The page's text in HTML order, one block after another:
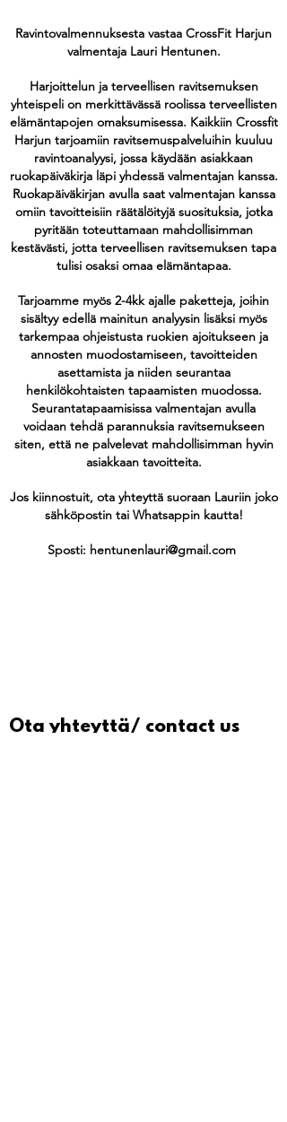
Ravintovalmennuksesta vastaa CrossFit Harjun
valmentaja Lauri Hentunen.
Harjoittelun ja terveellisen ravitsemuksen
yhteispeli on merkittävässä roolissa terveellisten
elämäntapojen omaksumisessa. Kaikkiin Crossfit
Harjun tarjoamiin ravitsemuspalveluihin kuuluu
ravintoanalyysi, jossa käydään asiakkaan
ruokapäiväkirja läpi yhdessä valmentajan kanssa.
Ruokapäiväkirjan avulla saat valmentajan kanssa
omiin tavoitteisiin räätälöityjä suosituksia, jotka
pyritään toteuttamaan mahdollisimman
kestävästi, jotta terveellisen ravitsemuksen tapa
tulisi osaksi omaa elämäntapaa.
Tarjoamme myös 2-4kk ajalle paketteja, joihin
sisältyy edellä mainitun analyysin lisäksi myös
tarkempaa ohjeistusta ruokien ajoitukseen ja
annosten muodostamiseen, tavoitteiden
asettamista ja niiden seurantaa
henkilökohtaisten tapaamisten muodossa.
Seurantatapaamisissa valmentajan avulla
voidaan tehdä parannuksia ravitsemukseen
siten, että ne palvelevat mahdollisimman hyvin
asiakkaan tavoitteita.
Jos kiinnostuit, ota yhteyttä suoraan Lauriin joko
sähköpostin tai Whatsappin kautta!
Sposti: hentunenlauri@gmail.com
Ota yhteyttä/ contact us